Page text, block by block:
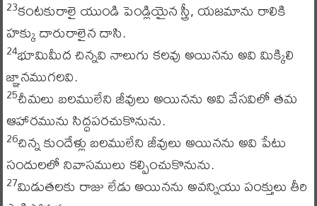
23కంటకురాలై యుండి పెండ్లియైన స్త్రీ, యజమాను రాలికి
హక్కు దారురాలైన దాసి.
24భూమిమీద చిన్నవి నాలుగు కలవు అయినను అవి మిక్కిలి
జ్ఞానముగలవి.
25చీమలు బలములేని జీవులు అయినను అవి వేసవిలో తమ
ఆహారమును సిద్ధపరచుకొనును.
26చిన్న కుందేళ్లు బలములేని జీవులు అయినను అవి పేటు
సందులలో నివాసములు కల్పించుకొనును.
27మిడుతలకు రాజు లేడు అయినను అవన్నియు పంక్తులు తీరి